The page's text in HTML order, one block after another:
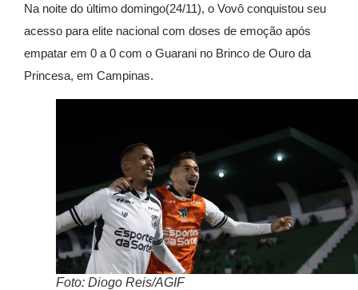
Na noite do último domingo(24/11), o Vovô conquistou seu
acesso para elite nacional com doses de emoção após
empatar em 0 a 0 com o Guarani no Brinco de Ouro da
Princesa, em Campinas.
Foto: Diogo Reis/AGIF